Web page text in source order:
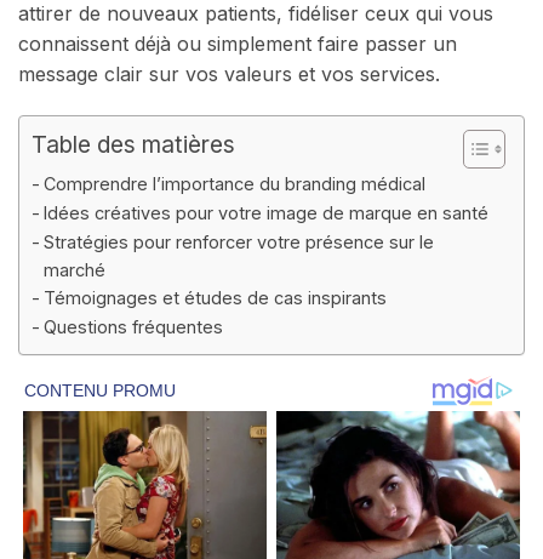
attirer de nouveaux patients, fidéliser ceux qui vous
connaissent déjà ou simplement faire passer un
message clair sur vos valeurs et vos services.
Table des matières
Comprendre l’importance du branding médical
Idées créatives pour votre image de marque en santé
Stratégies pour renforcer votre présence sur le
marché
Témoignages et études de cas inspirants
Questions fréquentes